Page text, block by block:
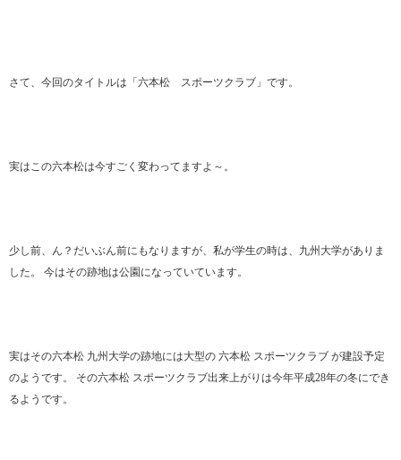
さて、今回のタイトルは「六本松 スポーツクラブ」です。
実はこの六本松は今すごく変わってますよ～。
少し前、ん？だいぶん前にもなりますが、私が学生の時は、九州大学がありま
した。 今はその跡地は公園になっていています。
実はその六本松 九州大学の跡地には大型の 六本松 スポーツクラブ が建設予定
のようです。 その六本松 スポーツクラブ出来上がりは今年平成28年の冬にでき
るようです。